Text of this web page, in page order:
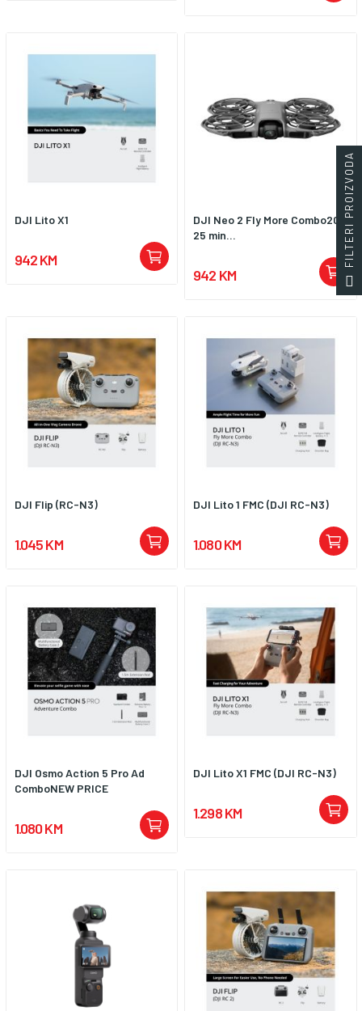
DJI Lito X1
942 KM
DJI Neo 2 Fly More Combo20-
25 min...
942 KM
DJI Flip (RC-N3)
1.045 KM
DJI Lito 1 FMC (DJI RC-N3)
1.080 KM
DJI Osmo Action 5 Pro Ad
ComboNEW PRICE
1.080 KM
DJI Lito X1 FMC (DJI RC-N3)
1.298 KM
FILTERI PROIZVODA